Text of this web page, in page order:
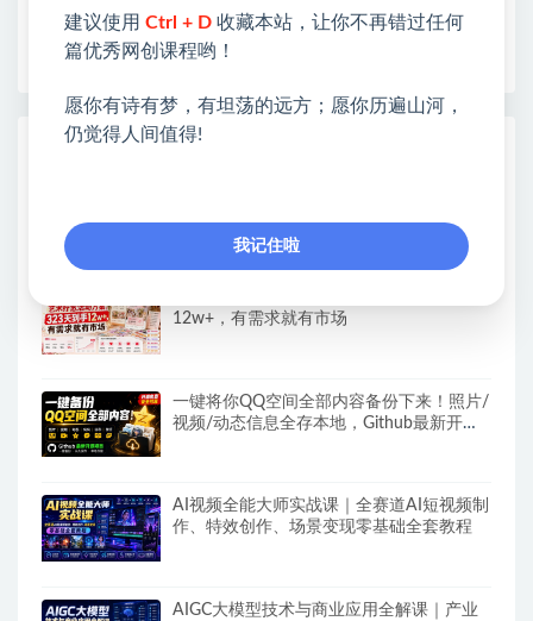
❤如果您也依存于互联网，欢迎加入本站会员，将尽
早为您提供丰盛价值。祝您前程似锦！
热门课程展示
新26年08月)
12w+，有需求就有市场
一键将你QQ空间全部内容备份下来！照片/
视频/动态信息全存本地，Github最新开源
AI视频全能大师实战课｜全赛道AI短视频制
作、特效创作、场景变现零基础全套教程
AIGC大模型技术与商业应用全解课｜产业
建议使用 Ctrl + D 收藏本站，让你不再错过任何
篇优秀网创课程哟！
愿你有诗有梦，有坦荡的远方；愿你历遍山河，
仍觉得人间值得!
我记住啦